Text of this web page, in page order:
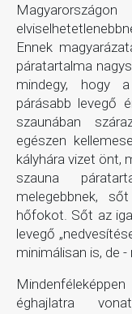
Ennek
páratartalma
mindegy, hogy
párásabb levegő
szaunában
egészen
kályhára vizet önt,
szauna
melegebbnek,
hőfokot. Sőt az
levegő
minimálisan is, de
éghajlatra